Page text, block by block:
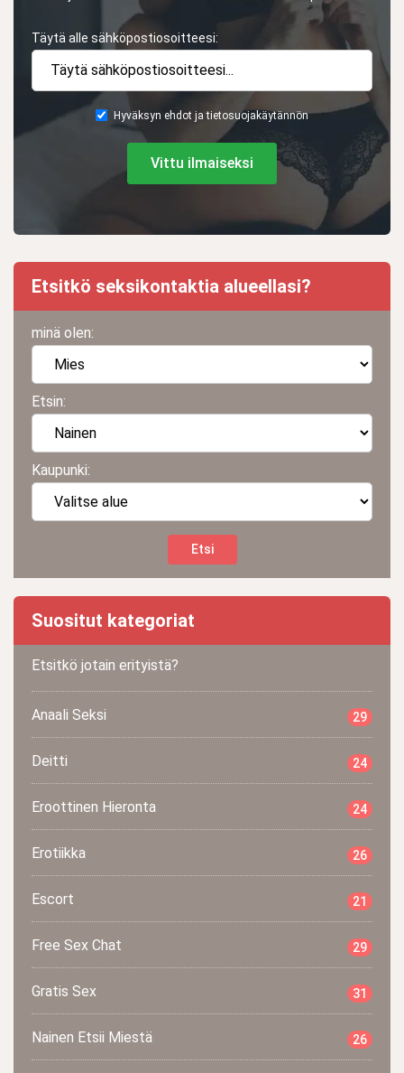
Täytä alle sähköpostiosoitteesi:
Hyväksyn ehdot ja tietosuojakäytännön
Vittu ilmaiseksi
Etsitkö seksikontaktia alueellasi?
minä olen:
Etsin:
Kaupunki:
Suositut kategoriat
Etsitkö jotain erityistä?
Anaali Seksi 29
Deitti 24
Eroottinen Hieronta 24
Erotiikka 26
Escort 21
Free Sex Chat 29
Gratis Sex 31
Nainen Etsii Miestä 26